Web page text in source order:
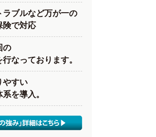
ラブルなど万が一の
険で対応
の
なっております。
やすい
を導入。